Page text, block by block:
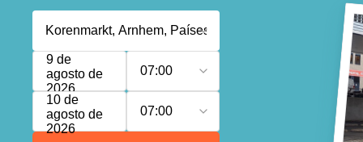
9 de
agosto de
2026
07:00
10 de
agosto de
2026
07:00